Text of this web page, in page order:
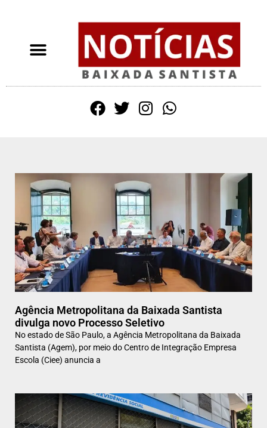
Agência Metropolitana da Baixada Santista
divulga novo Processo Seletivo
No estado de São Paulo, a Agência Metropolitana da Baixada
Santista (Agem), por meio do Centro de Integração Empresa
Escola (Ciee) anuncia a